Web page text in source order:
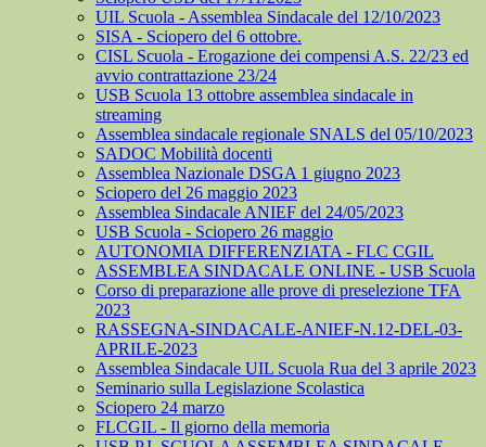
UIL Scuola - Assemblea Sindacale del 12/10/2023
SISA - Sciopero del 6 ottobre.
CISL Scuola - Erogazione dei compensi A.S. 22/23 ed
avvio contrattazione 23/24
USB Scuola 13 ottobre assemblea sindacale in
streaming
Assemblea sindacale regionale SNALS del 05/10/2023
SADOC Mobilità docenti
Assemblea Nazionale DSGA 1 giugno 2023
Sciopero del 26 maggio 2023
Assemblea Sindacale ANIEF del 24/05/2023
USB Scuola - Sciopero 26 maggio
AUTONOMIA DIFFERENZIATA - FLC CGIL
ASSEMBLEA SINDACALE ONLINE - USB Scuola
Corso di preparazione alle prove di preselezione TFA
2023
RASSEGNA-SINDACALE-ANIEF-N.12-DEL-03-
APRILE-2023
Assemblea Sindacale UIL Scuola Rua del 3 aprile 2023
Seminario sulla Legislazione Scolastica
Sciopero 24 marzo
FLCGIL - Il giorno della memoria